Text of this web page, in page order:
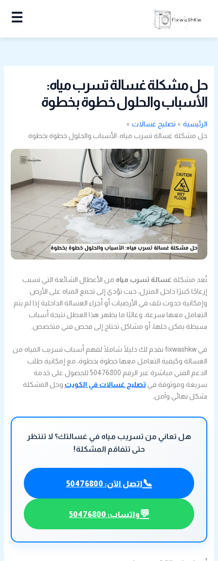
☰
حل مشكلة غسالة تسرب مياه:
الأسباب والحلول خطوة بخطوة
الرئيسية
تصليح غسالات
حل مشكلة غسالة تسرب مياه: الأسباب والحلول خطوة بخطوة
تُعد مشكلة غسالة تسرب مياه من الأعطال الشائعة التي تسبب
إزعاجًا كبيرًا داخل المنزل، حيث تؤدي إلى تجمع المياه على الأرض
وإمكانية حدوث تلف في الأرضيات أو أجزاء الغسالة الداخلية إذا لم يتم
التعامل معها بسرعة، وغالبًا ما يظهر هذا العطل نتيجة أسباب
بسيطة يمكن حلها، أو مشاكل تحتاج إلى فحص فني متخصص.
في fixwashkw نقدم لك دليلًا شاملًا لفهم أسباب تسريب المياه من
الغسالة وكيفية التعامل معها خطوة بخطوة، مع إمكانية طلب
الدعم الفني مباشرة عبر الرقم 50476800 للحصول على خدمة
سريعة وموثوقة في تصليح غسالات في الكويت وحل المشكلة
بشكل نهائي وآمن.
هل تعاني من تسريب مياه في غسالتك؟ لا تنتظر
حتى تتفاقم المشكلة!
📞اتصل الآن: 50476800
💬واتساب: 50476800